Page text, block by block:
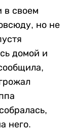
в своем
но не
домой и
него.